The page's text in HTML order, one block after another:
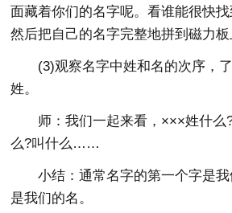
面藏着你们的名字呢。看谁能很快找
然后把自己的名字完整地拼到磁力
(3)观察名字中姓和名的次序，
姓。
师：我们一起来看，×××姓什么
么?叫什么……
小结：通常名字的第一个字是
是我们的名。